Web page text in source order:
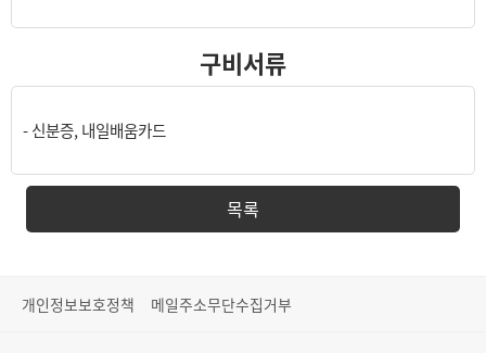
구비서류
- 신분증, 내일배움카드
목록
개인정보보호정책 메일주소무단수집거부